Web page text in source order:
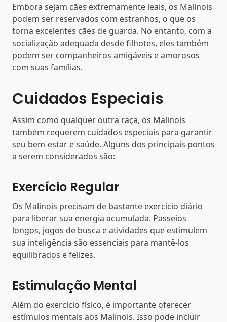
Embora sejam cães extremamente leais, os Malinois
podem ser reservados com estranhos, o que os
torna excelentes cães de guarda. No entanto, com a
socialização adequada desde filhotes, eles também
podem ser companheiros amigáveis e amorosos
com suas famílias.
Cuidados Especiais
Assim como qualquer outra raça, os Malinois
também requerem cuidados especiais para garantir
seu bem-estar e saúde. Alguns dos principais pontos
a serem considerados são:
Exercício Regular
Os Malinois precisam de bastante exercício diário
para liberar sua energia acumulada. Passeios
longos, jogos de busca e atividades que estimulem
sua inteligência são essenciais para mantê-los
equilibrados e felizes.
Estimulação Mental
Além do exercício físico, é importante oferecer
estímulos mentais aos Malinois. Isso pode incluir